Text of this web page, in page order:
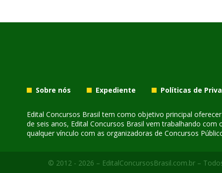
Sobre nós Expediente Políticas de
Edital Concursos Brasil tem como objetivo principal
de seis anos, Edital Concursos Brasil vem trabalhando
qualquer vínculo com as organizadoras de Concursos
© 2012 - 2026 – EditalConcursosBrasil.com.br –